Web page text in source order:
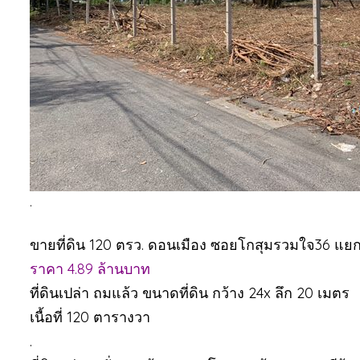
.
ขายที่ดิน 120 ตรว. ดอนเมือง ซอยโกสุมรวมใจ36 แย
ราคา 4.89 ล้านบาท
ที่ดินเปล่า ถมแล้ว ขนาดที่ดิน กว้าง 24x ลึก 20 เมตร
เนื้อที่ 120 ตารางวา
.